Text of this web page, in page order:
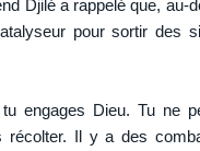
Djilé a rappelé que, au-
pour sortir des
engages Dieu. Tu ne
Il y a des